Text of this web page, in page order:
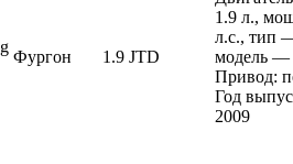
Фургон 1.9 JTD
1.9 л.,
л.с., тип
модель —
Привод:
Год
2009